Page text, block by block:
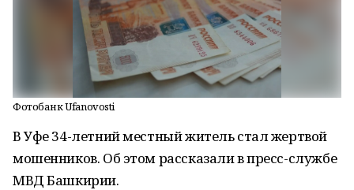
Фотобанк Ufanovosti
В Уфе 34-летний местный житель стал жертвой
мошенников. Об этом рассказали в пресс-службе
МВД Башкирии.